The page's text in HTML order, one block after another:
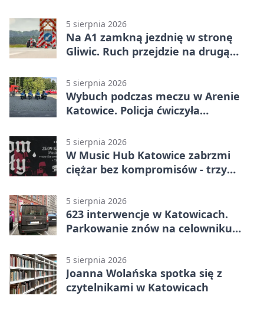
5 sierpnia 2026
Na A1 zamkną jezdnię w stronę
Gliwic. Ruch przejdzie na drugą
5 sierpnia 2026
Wybuch podczas meczu w Arenie
Katowice. Policja ćwiczyła
5 sierpnia 2026
W Music Hub Katowice zabrzmi
ciężar bez kompromisów - trzy
5 sierpnia 2026
623 interwencje w Katowicach.
Parkowanie znów na celowniku
5 sierpnia 2026
Joanna Wolańska spotka się z
czytelnikami w Katowicach